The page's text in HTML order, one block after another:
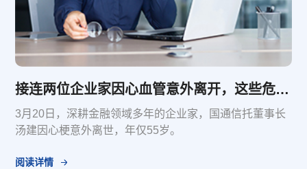
接连两位企业家因心血管意外离开，这些危险需警惕
3月20日，深耕金融领域多年的企业家，国通信托董事长
汤建因心梗意外离世，年仅55岁。
阅读详情